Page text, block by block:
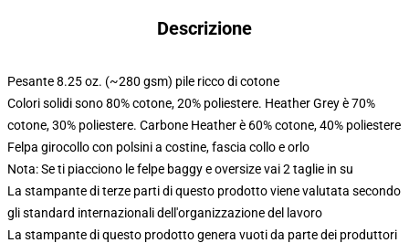
Descrizione
Pesante 8.25 oz. (~280 gsm) pile ricco di cotone
Colori solidi sono 80% cotone, 20% poliestere. Heather Grey è 70%
cotone, 30% poliestere. Carbone Heather è 60% cotone, 40% poliestere
Felpa girocollo con polsini a costine, fascia collo e orlo
Nota: Se ti piacciono le felpe baggy e oversize vai 2 taglie in su
La stampante di terze parti di questo prodotto viene valutata secondo
gli standard internazionali dell'organizzazione del lavoro
La stampante di questo prodotto genera vuoti da parte dei produttori